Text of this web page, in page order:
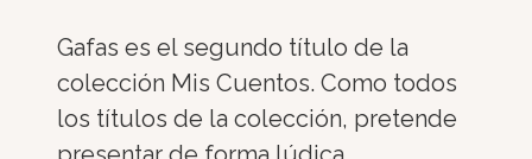
Gafas es el segundo título de la
colección Mis Cuentos. Como todos
los títulos de la colección, pretende